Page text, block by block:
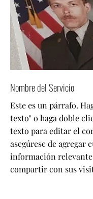
Nombre del Servicio
Este es un párrafo.
texto" o haga doble
texto para editar el
asegúrese de agregar
información relevante
compartir con sus